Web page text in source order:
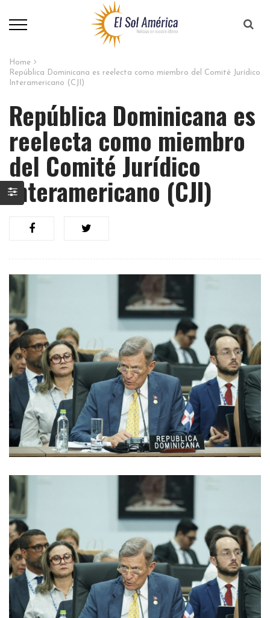
Home
República Dominicana es reelecta como miembro del Comité Jurídico
Interamericano (CJI)
República Dominicana es
reelecta como miembro
del Comité Jurídico
Interamericano (CJI)